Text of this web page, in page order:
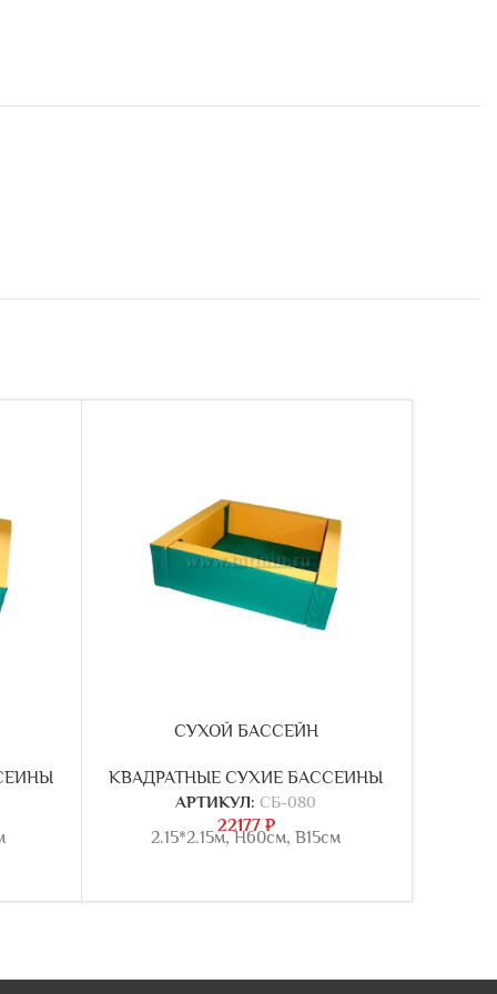
СУХОЙ БАССЕЙН
КВАДРАТНЫЕ СУХИЕ БАССЕИНЫ
АРТИКУЛ:СБ-080
22177 ₽
2.15*2.15м, Н60см, В15см